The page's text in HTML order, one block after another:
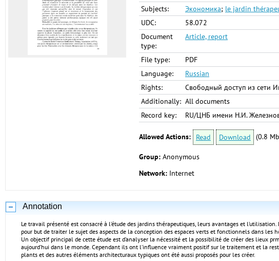
Subjects:
Экономика; le jardin
UDC:
58.072
Document
type:
Article, report
File type:
PDF
Language:
Russian
Rights:
Свободный доступ из сети
Additionally: All documents
Record key:
RU/ЦНБ имени Н.И.
Allowed Actions: Read Download (0.8
Group: Anonymous
Network: Internet
Annotation
Le travail présenté est consacré à l’étude des jardins thérapeutiques, leurs avantages et
pour but de traiter le sujet des aspects de la conception des espaces verts et fonctionnels dans les
Un objectif principal de cette étude est d’analyser la nécessité et la possibilité de créer des lieux
aujourd’hui dans le monde. Cependant ils ont l’influence vraiment positif sur le traitement et la
plants et des autres éléments architecturaux typiques ont été aussi proposés pour les créer.